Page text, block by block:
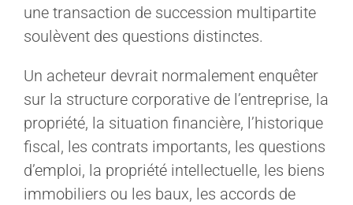
une transaction de succession multipartite
soulèvent des questions distinctes.
Un acheteur devrait normalement enquêter
sur la structure corporative de l’entreprise, la
propriété, la situation financière, l’historique
fiscal, les contrats importants, les questions
d’emploi, la propriété intellectuelle, les biens
immobiliers ou les baux, les accords de